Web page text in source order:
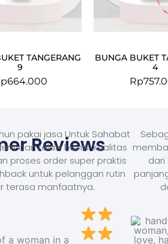
TANGERANG
9
664.000
BUNGA BUKET
4
Rp
Reviews
pakai jasa Untuk Sahabat
dan relasi bisnis. Kualitas
proses order super praktis
untuk pelanggan rutin
terasa manfaatnya.
dari